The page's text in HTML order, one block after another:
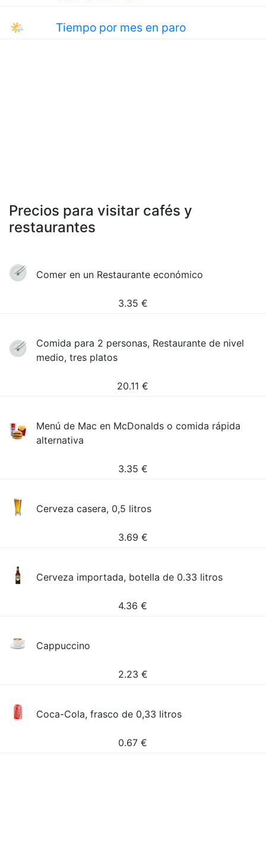
🌤 Tiempo por mes en paro
Precios para visitar cafés y
restaurantes
Comer en un Restaurante económico
3.35 €
Comida para 2 personas, Restaurante de nivel
medio, tres platos
20.11 €
Menú de Mac en McDonalds o comida rápida
alternativa
3.35 €
Cerveza casera, 0,5 litros
3.69 €
Cerveza importada, botella de 0.33 litros
4.36 €
Cappuccino
2.23 €
Coca-Cola, frasco de 0,33 litros
0.67 €